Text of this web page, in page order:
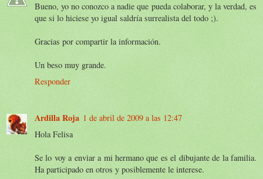
Bueno, yo no conozco a nadie que pueda colaborar, y la verdad, es
que si lo hiciese yo igual saldría surrealista del todo ;).
Gracias por compartir la información.
Un beso muy grande.
Responder
Ardilla Roja 1 de abril de 2009 a las 12:47
Hola Felisa
Se lo voy a enviar a mi hermano que es el dibujante de la familia.
Ha participado en otros y posiblemente le interese.